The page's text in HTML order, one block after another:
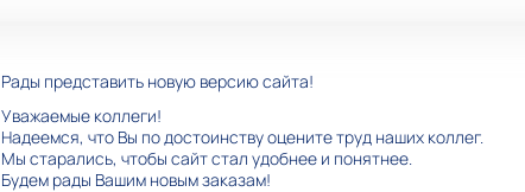
Рады представить новую версию сайта!
Уважаемые коллеги!
Надеемся, что Вы по достоинству оцените труд наших коллег.
Мы старались, чтобы сайт стал удобнее и понятнее.
Будем рады Вашим новым заказам!